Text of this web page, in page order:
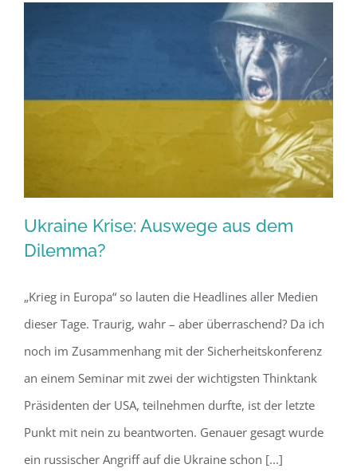
Ukraine Krise: Auswege aus dem
Dilemma?
Ukraine Krise: Auswege aus dem
Dilemma?
„Krieg in Europa“ so lauten die Headlines aller Medien
dieser Tage. Traurig, wahr – aber überraschend? Da ich
noch im Zusammenhang mit der Sicherheitskonferenz
an einem Seminar mit zwei der wichtigsten Thinktank
Präsidenten der USA, teilnehmen durfte, ist der letzte
Punkt mit nein zu beantworten. Genauer gesagt wurde
ein russischer Angriff auf die Ukraine schon [...]